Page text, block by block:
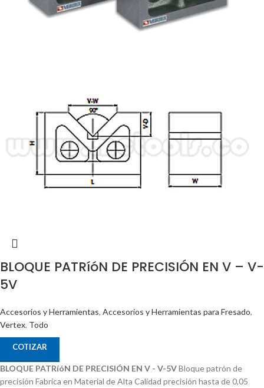
BLOQUE PATRíóN DE PRECISIÓN EN V – V-
5V
Accesorios y Herramientas, Accesorios y Herramientas para Fresado,
Vertex, Todo
COTIZAR
BLOQUE PATRíóN DE PRECISIÓN EN V - V-5VBloque patrón de
precisión Fabrica en Material de Alta Calidad precisión hasta de 0,05